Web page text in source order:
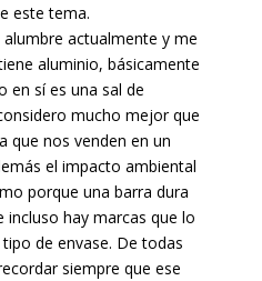
este tema.
actualmente y me
aluminio, básicamente
en sí es una sal de
mucho mejor que
que nos venden en un
el impacto ambiental
porque una barra dura
incluso hay marcas que lo
de envase. De todas
siempre que ese